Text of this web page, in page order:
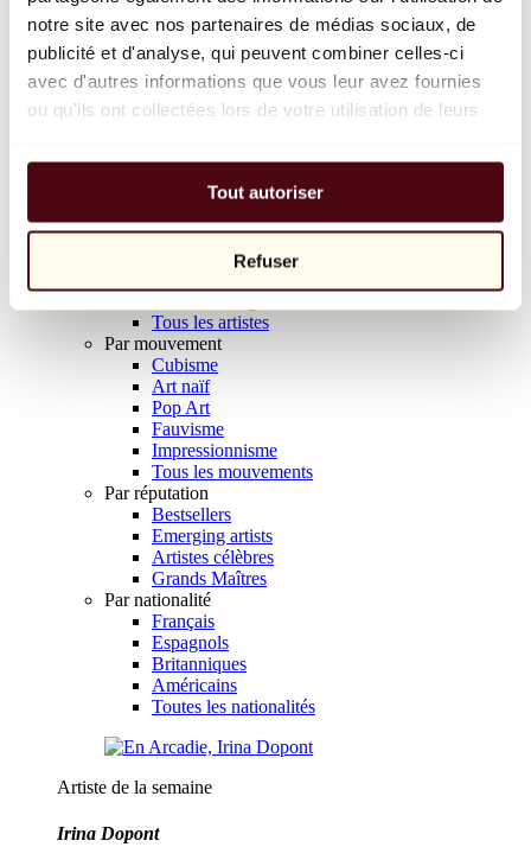
notre site avec nos partenaires de médias sociaux, de
publicité et d'analyse, qui peuvent combiner celles-ci
avec d'autres informations que vous leur avez fournies
ou qu'ils ont collectées lors de votre utilisation de leurs
Tout autoriser
Refuser
Balloon Dog (Orange)
Jeff Koons
10 000 €
Parcourir
Tous les sculpteurs
Tous les photographes
Tous les artistes
Par mouvement
Cubisme
Art naïf
Pop Art
Fauvisme
Impressionnisme
Tous les mouvements
Par réputation
Bestsellers
Emerging artists
Artistes célèbres
Grands Maîtres
Par nationalité
Français
Espagnols
Britanniques
Américains
Toutes les nationalités
Artiste de la semaine
Irina Dopont